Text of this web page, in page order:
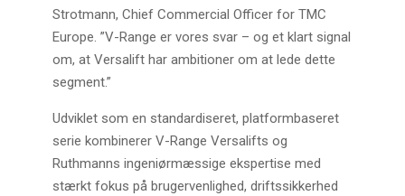
Strotmann, Chief Commercial Officer for TMC
Europe. ”V-Range er vores svar – og et klart signal
om, at Versalift har ambitioner om at lede dette
segment.”
Udviklet som en standardiseret, platformbaseret
serie kombinerer V-Range Versalifts og
Ruthmanns ingeniørmæssige ekspertise med
stærkt fokus på brugervenlighed, driftssikkerhed